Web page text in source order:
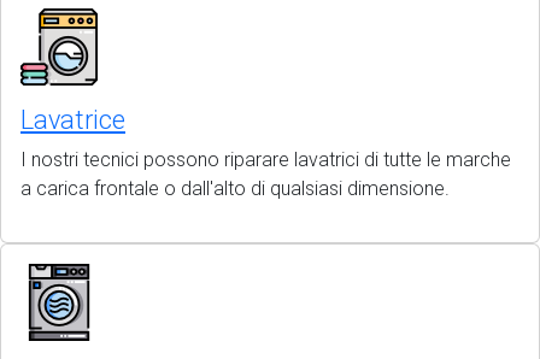
Lavatrice
I nostri tecnici possono riparare lavatrici di tutte le marche
a carica frontale o dall'alto di qualsiasi dimensione.